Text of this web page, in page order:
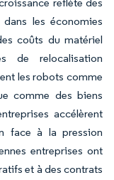
les économies
coûts du matériel
de relocalisation
les robots comme
comme des biens
accélèrent
face à la pression
entreprises ont
et à des contrats